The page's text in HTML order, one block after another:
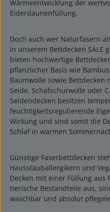
Wärmeentwicklung der
Eiderdaunenfüllung.
Doch auch wer Naturfasern
in unserem Bettdecken SALE
bieten hochwertige
pflanzlicher Basis wie
Baumwolle sowie
Seide, Schafschurwolle oder
Seidendecken besitzen
feuchtigkeitsregulierende
Wirkung und sind somit die
Schlaf in warmen
Günstige Faserbettdecken
Hausstauballergikern und
Decken mit einer Füllung aus
tierische Bestandteile aus,
waschbar und absolut